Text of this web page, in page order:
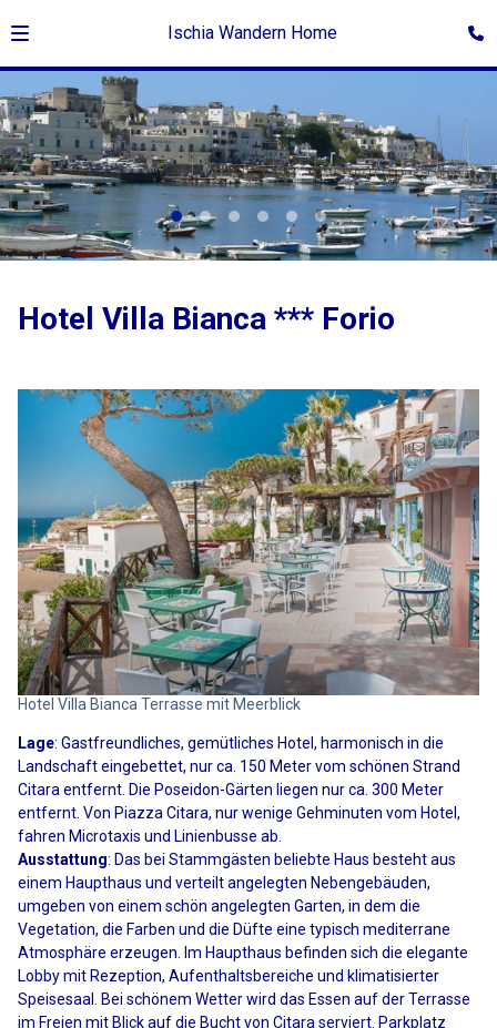
Ischia Wandern Home
Hotel Villa Bianca *** Forio
Hotel Villa Bianca Terrasse mit Meerblick
Lage: Gastfreundliches, gemütliches Hotel, harmonisch in die
Landschaft eingebettet, nur ca. 150 Meter vom schönen Strand
Citara entfernt. Die Poseidon-Gärten liegen nur ca. 300 Meter
entfernt. Von Piazza Citara, nur wenige Gehminuten vom Hotel,
fahren Microtaxis und Linienbusse ab.
Ausstattung: Das bei Stammgästen beliebte Haus besteht aus
einem Haupthaus und verteilt angelegten Nebengebäuden,
umgeben von einem schön angelegten Garten, in dem die
Vegetation, die Farben und die Düfte eine typisch mediterrane
Atmosphäre erzeugen. Im Haupthaus befinden sich die elegante
Lobby mit Rezeption, Aufenthaltsbereiche und klimatisierter
Speisesaal. Bei schönem Wetter wird das Essen auf der Terrasse
im Freien mit Blick auf die Bucht von Citara serviert. Parkplatz